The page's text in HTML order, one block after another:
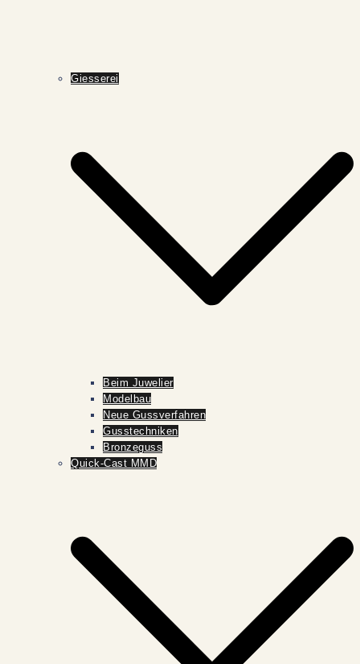
Giesserei
Beim Juwelier
Modelbau
Neue Gussverfahren
Gusstechniken
Bronzeguss
Quick-Cast MMD